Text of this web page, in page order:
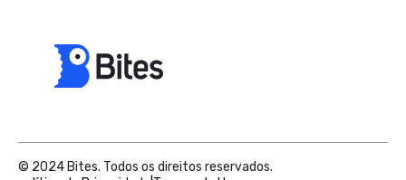
© 2024 Bites. Todos os direitos reservados.